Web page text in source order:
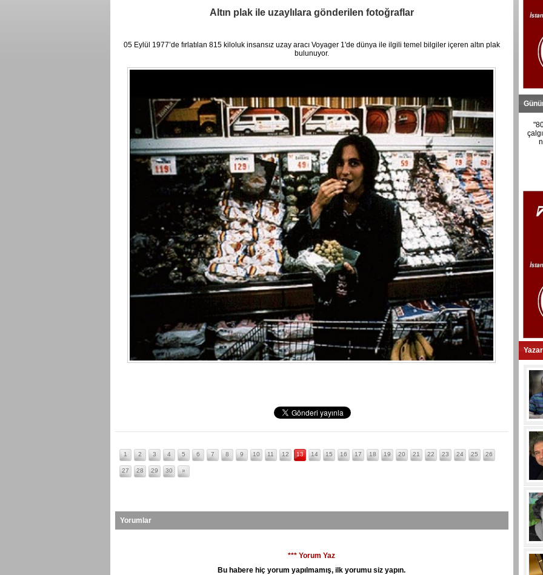
Altın plak ile uzaylılara gönderilen fotoğraflar
05 Eylül 1977’de fırlatılan 815 kiloluk insansız uzay aracı Voyager 1'de dünya ile ilgili temel bilgiler içeren altın plak
bulunuyor.
1 2 3 4 5 6 7 8 9 10 11 12 13 14 15 16 17 18 19 20 21 22 23 24 25 26
27 28 29 30 »
Yorumlar
*** Yorum Yaz
Bu habere hiç yorum yapılmamış, ilk yorumu siz yapın.